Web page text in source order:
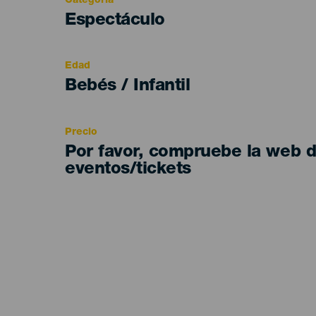
Categoría
Espectáculo
Edad
Edad
Bebés / Infantil
Precio
Por favor, compruebe la web
eventos/tickets